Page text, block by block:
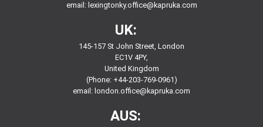
email: lexingtonky.office@kapruka.com
UK:
145-157 St John Street, London
EC1V 4PY,
United Kingdom
(Phone: +44-203-769-0961)
email: london.office@kapruka.com
AUS: